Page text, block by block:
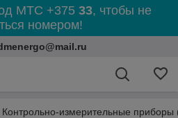
МТС +375 33, чтобы не
номером!
Контрольно-измерительные